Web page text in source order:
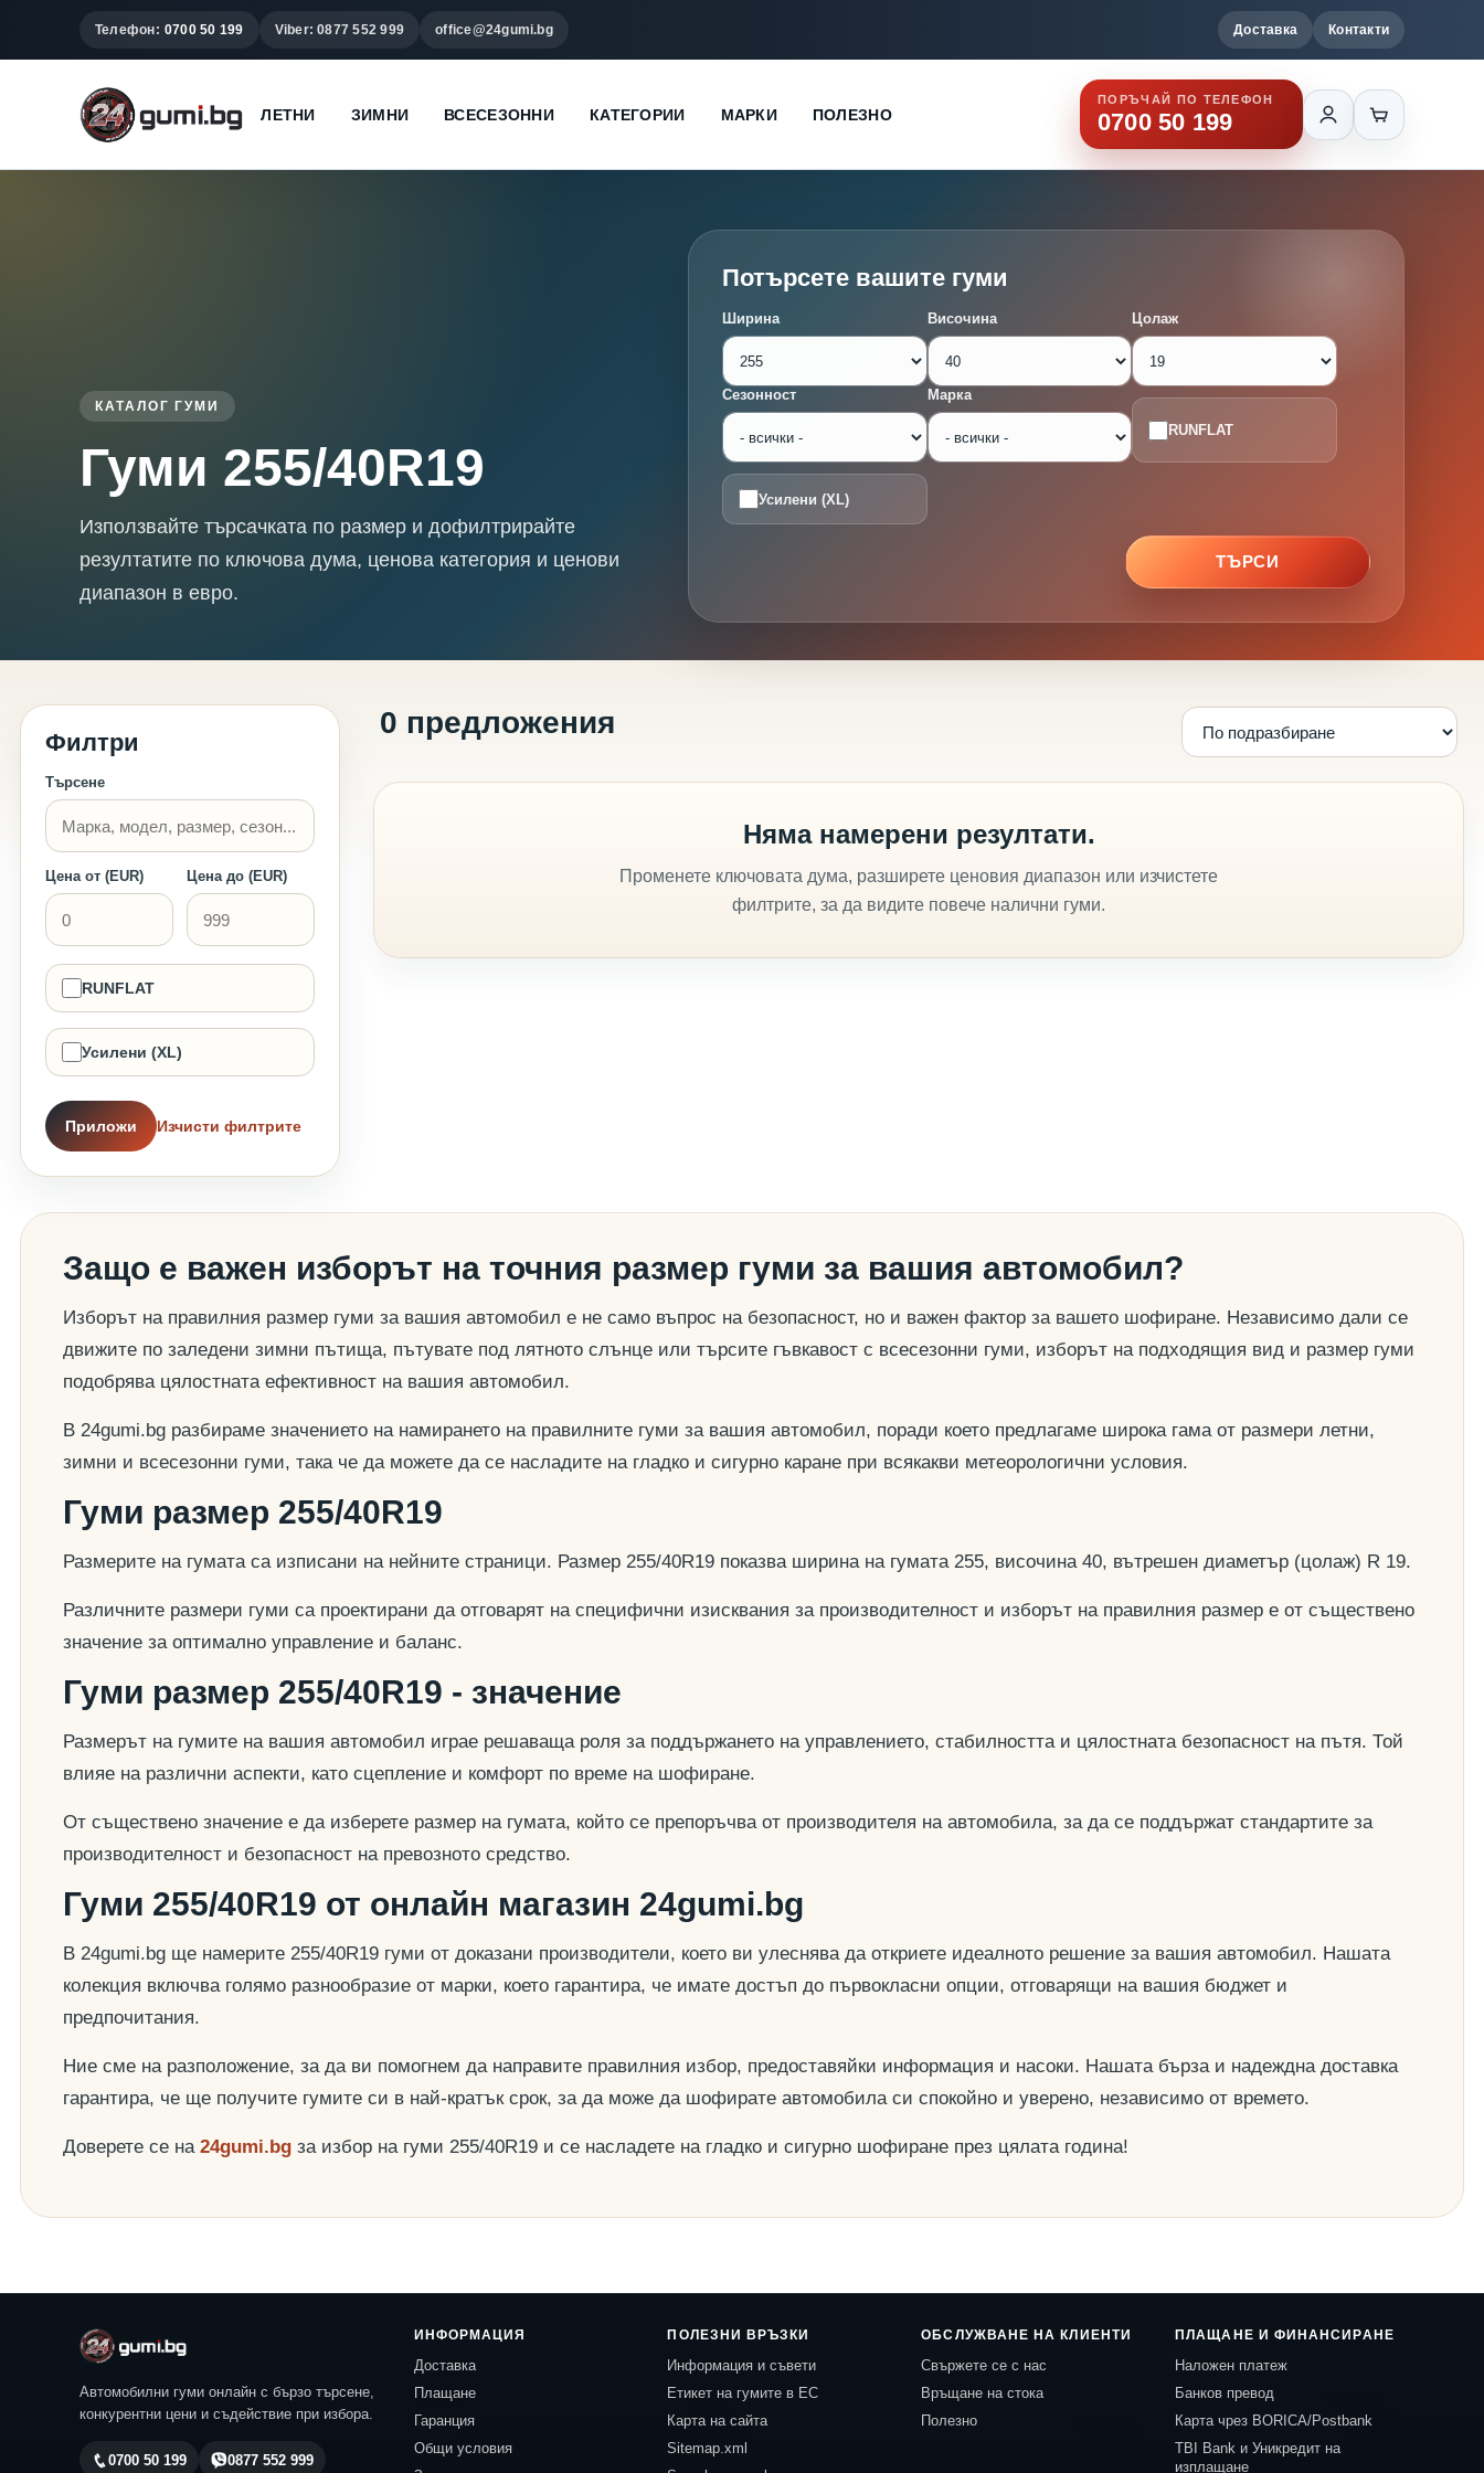
Телефон: 0700 50 199 Viber: 0877 552 999 office@24gumi.bg Доставка Контакти
ЛЕТНИ ЗИМНИ ВСЕСЕЗОННИ КАТЕГОРИИ МАРКИ ПОЛЕЗНО
ПОРЪЧАЙ ПО ТЕЛЕФОН
0700 50 199
КАТАЛОГ ГУМИ
Гуми 255/40R19
Използвайте търсачката по размер и дофилтрирайте
резултатите по ключова дума, ценова категория и ценови
диапазон в евро.
Потърсете вашите гуми
Ширина Височина Цолаж
Сезонност Марка
RUNFLAT
Усилени (XL)
ТЪРСИ
Филтри
Търсене
Цена от (EUR) Цена до (EUR)
RUNFLAT
Усилени (XL)
Приложи Изчисти филтрите
0 предложения
Няма намерени резултати.
Променете ключовата дума, разширете ценовия диапазон или изчистете
филтрите, за да видите повече налични гуми.
Защо е важен изборът на точния размер гуми за вашия автомобил?
Изборът на правилния размер гуми за вашия автомобил е не само въпрос на безопасност, но и важен фактор за вашето шофиране. Независимо дали се
движите по заледени зимни пътища, пътувате под лятното слънце или търсите гъвкавост с всесезонни гуми, изборът на подходящия вид и размер гуми
подобрява цялостната ефективност на вашия автомобил.
В 24gumi.bg разбираме значението на намирането на правилните гуми за вашия автомобил, поради което предлагаме широка гама от размери летни,
зимни и всесезонни гуми, така че да можете да се насладите на гладко и сигурно каране при всякакви метеорологични условия.
Гуми размер 255/40R19
Размерите на гумата са изписани на нейните страници. Размер 255/40R19 показва ширина на гумата 255, височина 40, вътрешен диаметър (цолаж) R 19.
Различните размери гуми са проектирани да отговарят на специфични изисквания за производителност и изборът на правилния размер е от съществено
значение за оптимално управление и баланс.
Гуми размер 255/40R19 - значение
Размерът на гумите на вашия автомобил играе решаваща роля за поддържането на управлението, стабилността и цялостната безопасност на пътя. Той
влияе на различни аспекти, като сцепление и комфорт по време на шофиране.
От съществено значение е да изберете размер на гумата, който се препоръчва от производителя на автомобила, за да се поддържат стандартите за
производителност и безопасност на превозното средство.
Гуми 255/40R19 от онлайн магазин 24gumi.bg
В 24gumi.bg ще намерите 255/40R19 гуми от доказани производители, което ви улеснява да откриете идеалното решение за вашия автомобил. Нашата
колекция включва голямо разнообразие от марки, което гарантира, че имате достъп до първокласни опции, отговарящи на вашия бюджет и
предпочитания.
Ние сме на разположение, за да ви помогнем да направите правилния избор, предоставяйки информация и насоки. Нашата бърза и надеждна доставка
гарантира, че ще получите гумите си в най-кратък срок, за да може да шофирате автомобила си спокойно и уверено, независимо от времето.
Доверете се на 24gumi.bg за избор на гуми 255/40R19 и се насладете на гладко и сигурно шофиране през цялата година!
Автомобилни гуми онлайн с бързо търсене,
конкурентни цени и съдействие при избора.
0700 50 199 0877 552 999
ИНФОРМАЦИЯ
Доставка
Плащане
Гаранция
Общи условия
ПОЛЕЗНИ ВРЪЗКИ
Информация и съвети
Етикет на гумите в ЕС
Карта на сайта
Sitemap.xml
ОБСЛУЖВАНЕ НА КЛИЕНТИ
Свържете се с нас
Връщане на стока
Полезно
ПЛАЩАНЕ И ФИНАНСИРАНЕ
Наложен платеж
Банков превод
Карта чрез BORICA/Postbank
TBI Bank и Уникредит на
изплащане